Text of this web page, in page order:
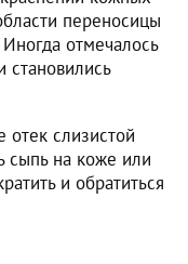
переносицы
отмечалось
становились
слизистой
сыпь на коже или
и обратиться